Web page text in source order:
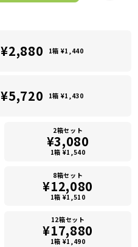
¥2,880 1箱 ¥1,440
¥5,720 1箱 ¥1,430
2箱セット
¥3,080
1箱 ¥1,540
8箱セット
¥12,080
1箱 ¥1,510
12箱セット
¥17,880
1箱 ¥1,490